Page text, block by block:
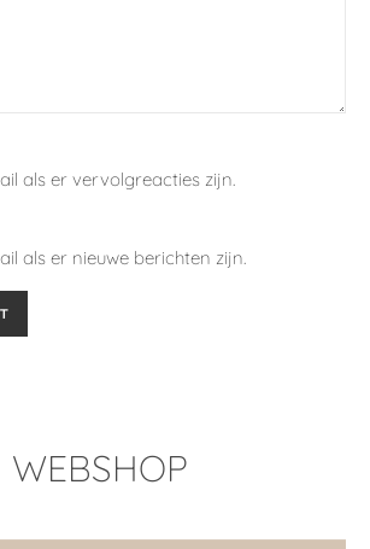
als er vervolgreacties zijn.
als er nieuwe berichten zijn.
WEBSHOP